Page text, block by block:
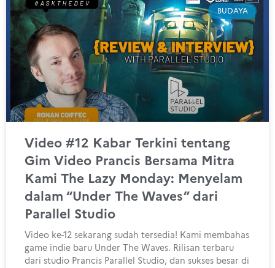
BUDAYA
Video #12 Kabar Terkini tentang
Gim Video Prancis Bersama Mitra
Kami The Lazy Monday: Menyelam
dalam “Under The Waves” dari
Parallel Studio
Video ke-12 sekarang sudah tersedia! Kami membahas
game indie baru Under The Waves. Rilisan terbaru
dari studio Prancis Parallel Studio, dan sukses besar di